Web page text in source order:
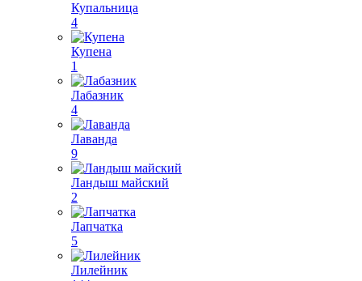
Купальница
4
Купена
1
Лабазник
4
Лаванда
9
Ландыш майский
2
Лапчатка
5
Лилейник